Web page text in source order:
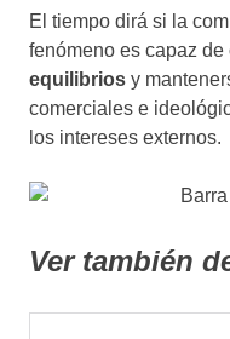
El tiempo dirá si la
fenómeno es capaz de
equilibrios y
comerciales e
los intereses externos.
Ver también